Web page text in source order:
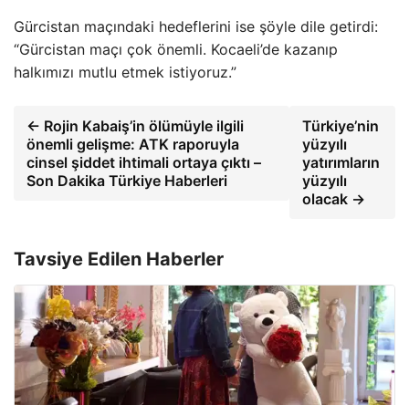
Gürcistan maçındaki hedeflerini ise şöyle dile getirdi:
“Gürcistan maçı çok önemli. Kocaeli’de kazanıp
halkımızı mutlu etmek istiyoruz.”
← Rojin Kabaiş’in ölümüyle ilgili
önemli gelişme: ATK raporuyla
cinsel şiddet ihtimali ortaya çıktı –
Son Dakika Türkiye Haberleri
Türkiye’nin
yüzyılı
yatırımların
yüzyılı
olacak →
Tavsiye Edilen Haberler